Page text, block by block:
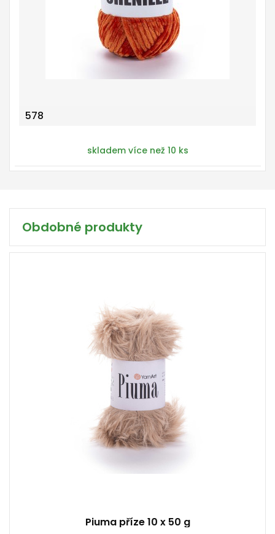
578
skladem více než 10 ks
Obdobné produkty
5 / 5
Piuma příze 10 x 50 g